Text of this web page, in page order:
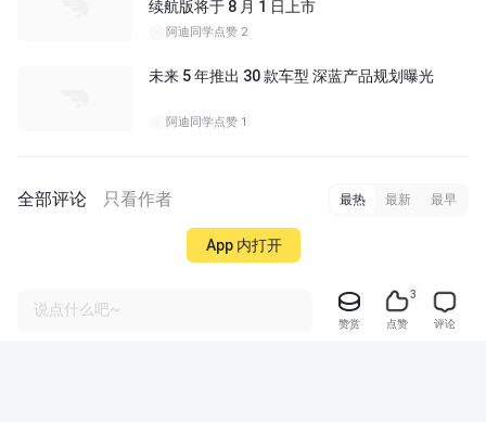
续航版将于 8 月 1 日上市
阿迪同学点赞 2
未来 5 年推出 30 款车型 深蓝产品规划曝光
阿迪同学点赞 1
全部评论 只看作者 最热 最新 最早
App 内打开
说点什么吧~
赞赏
3
点赞 评论